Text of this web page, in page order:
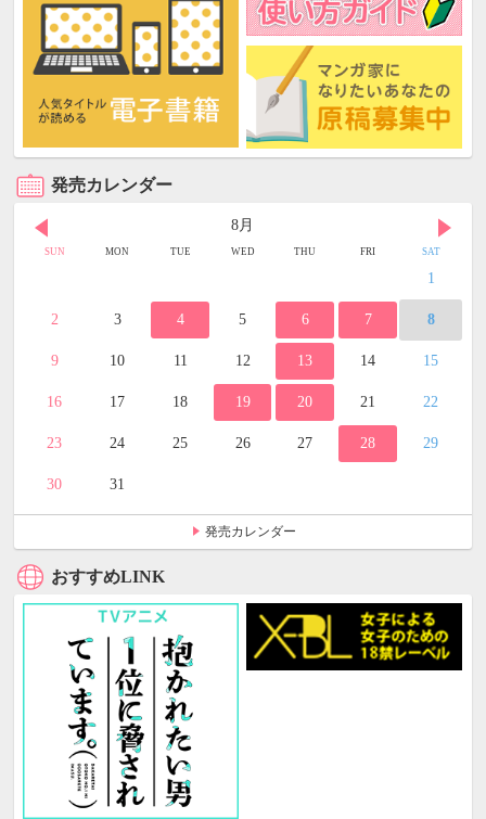
発売カレンダー
8月
SUN MON TUE WED THU FRI SAT
1
2 3 4 5 6 7 8
9 10 11 12 13 14 15
16 17 18 19 20 21 22
23 24 25 26 27 28 29
30 31
発売カレンダー
おすすめLINK